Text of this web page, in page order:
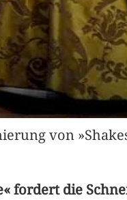
von
fordert die